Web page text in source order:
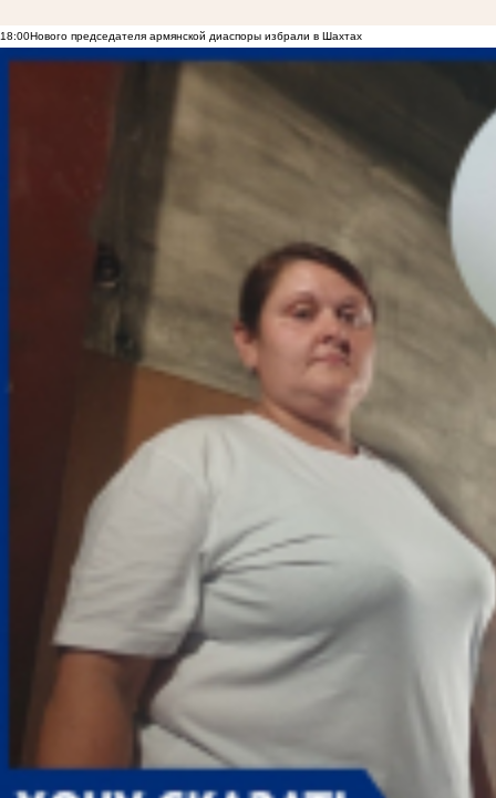
18:00Нового председателя армянской диаспоры избрали в Шахтах